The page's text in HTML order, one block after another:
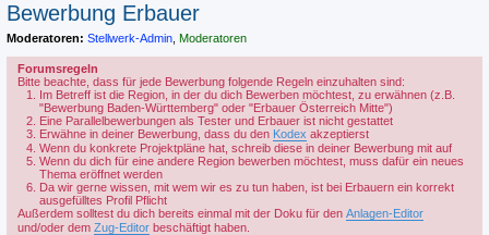
Bewerbung Erbauer
Moderatoren: Stellwerk-Admin Moderatoren
Forumsregeln
Bitte beachte, dass für jede Bewerbung folgende Regeln einzuhalten sind:
Im Betreff ist die Region, in der du dich Bewerben möchtest, zu erwähnen (z.B.
"Bewerbung Baden-Württemberg" oder "Erbauer Österreich Mitte")
Eine Parallelbewerbungen als Tester und Erbauer ist nicht gestattet
Erwähne in deiner Bewerbung, dass du den Kodex akzeptierst
Wenn du konkrete Projektpläne hat, schreib diese in deiner Bewerbung mit auf
Wenn du dich für eine andere Region bewerben möchtest, muss dafür ein neues
Thema eröffnet werden
Da wir gerne wissen, mit wem wir es zu tun haben, ist bei Erbauern ein korrekt
ausgefülltes Profil Pflicht
Außerdem solltest du dich bereits einmal mit der Doku für den Anlagen-Editor
und/oder dem Zug-Editor beschäftigt haben.